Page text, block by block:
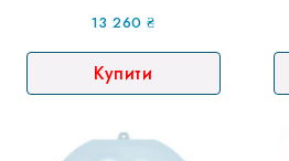
13 260₴
Купити